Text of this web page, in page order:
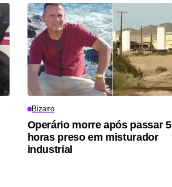
Bizarro
Operário morre após passar 5
horas preso em misturador
industrial